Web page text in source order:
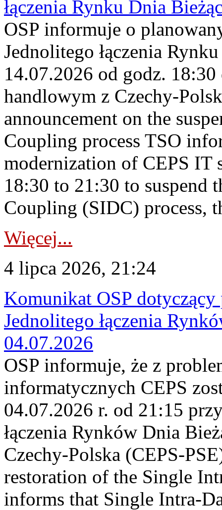
łączenia Rynku Dnia
OSP informuje o
Jednolitego łączenia
14.07.2026 od godz.
handlowym z Czechy-
announcement on the
Coupling process TSO
modernization of CEPS IT
18:30 to 21:30 to suspend
Coupling (SIDC) process,
Więcej...
4 lipca 2026, 21:24
Komunikat OSP
Jednolitego łączenia
04.07.2026
OSP informuje, że z
informatycznych CEPS
04.07.2026 r. od 21:15
łączenia Rynków Dnia
Czechy-Polska (CEPS-
restoration of the Single
informs that Single Intra-